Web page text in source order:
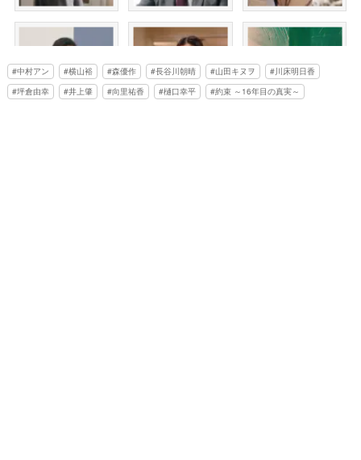
中村アン 横山裕 森優作 長谷川朝晴 山田キヌヲ
川床明日香
坪倉由幸
井上肇 向里祐香 樋口幸平 約束 ～16年目の真実～